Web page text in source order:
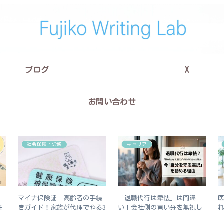
ブログ X
お問い合わせ
社会保険・労務
マイナ保険証｜高齢者の手続
きガイド！家族が代理でやる3
キャリア
「退職代行は卑怯」は間違
い！会社側の言い分を無視し